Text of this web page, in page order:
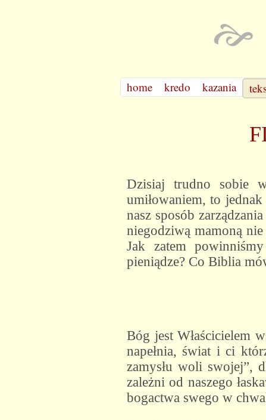
home kredo kazania
Dzisiaj trudno sobie
umiłowaniem, to
nasz sposób
niegodziwą mamoną
Jak zatem
pieniądze? Co Biblia
Bóg jest Właścicielem
napełnia, świat i ci
zamysłu woli swojej”,
zależni od naszego
bogactwa swego w